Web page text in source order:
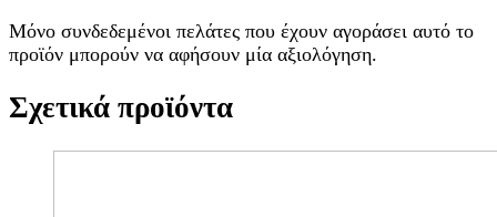
Μόνο συνδεδεμένοι πελάτες που έχουν αγοράσει αυτό το
προϊόν μπορούν να αφήσουν μία αξιολόγηση.
Σχετικά προϊόντα